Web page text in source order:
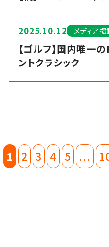
2025.10.12 メディア
【ゴルフ】国内唯一
ントクラシック
1 2 3 4 5 ...